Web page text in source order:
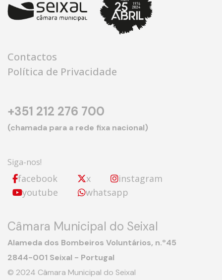
Contactos
Política de Privacidade
+351 212 276 700
(chamada para a rede fixa nacional)
Siga-nos!
facebook x
instagram
youtube
whatsapp
Câmara Municipal do Seixal
Alameda dos Bombeiros Voluntários, n.º45
2844-001 Seixal - Portugal
© 2024 Câmara Municipal do Seixal